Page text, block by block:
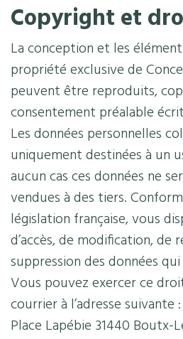
Copyright et
La conception et les
propriété exclusive de
peuvent être reproduits,
consentement préalable
Les données personnelles
uniquement destinées à un
aucun cas ces données ne
vendues à des tiers.
législation française, vous
d’accès, de modification,
suppression des données
Vous pouvez exercer ce
courrier à l’adresse suivante
Place Lapébie 31440 Boutx-